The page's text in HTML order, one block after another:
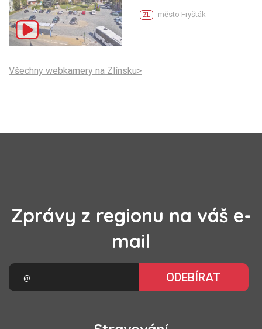
ZL město Fryšták
Všechny webkamery na Zlínsku>
Zprávy z regionu na váš e-
mail
ODEBÍRAT